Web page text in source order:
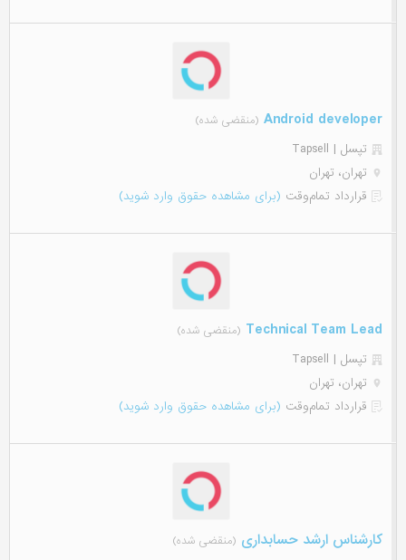
Android developer (منقضی شده)
تپسل | Tapsell
تهران، تهران
قرارداد تمام‌وقت (برای مشاهده حقوق وارد شوید)
Technical Team Lead (منقضی شده)
تپسل | Tapsell
تهران، تهران
قرارداد تمام‌وقت (برای مشاهده حقوق وارد شوید)
کارشناس ارشد حسابداری (منقضی شده)